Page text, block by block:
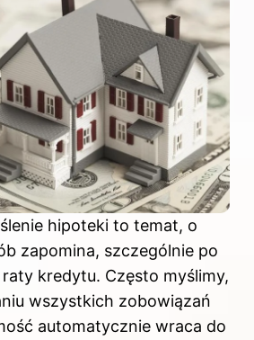
hipoteki to temat, o
zapomina, szczególnie po
raty kredytu. Często myślimy,
wszystkich zobowiązań
automatycznie wraca do